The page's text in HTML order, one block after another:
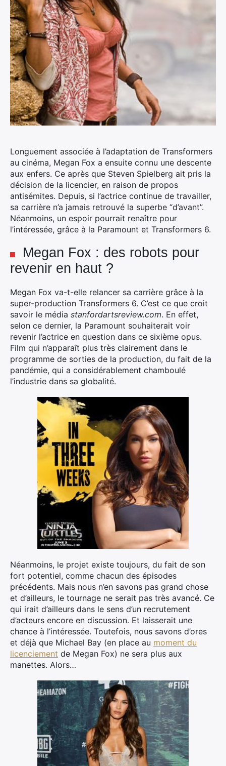
Longuement associée à l’adaptation de Transformers
au cinéma, Megan Fox a ensuite connu une descente
aux enfers. Ce après que Steven Spielberg ait pris la
décision de la licencier, en raison de propos
antisémites. Depuis, si l’actrice continue de travailler,
sa carrière n’a jamais retrouvé la superbe “d’avant”.
Néanmoins, un espoir pourrait renaître pour
l’intéressée, grâce à la Paramount et Transformers 6.
Megan Fox : des robots pour
revenir en haut ?
Megan Fox va-t-elle relancer sa carrière grâce à la
super-production Transformers 6. C’est ce que croit
savoir le média stanfordartsreview.com. En effet,
selon ce dernier, la Paramount souhaiterait voir
revenir l’actrice en question dans ce sixième opus.
Film qui n’apparaît plus très clairement dans le
programme de sorties de la production, du fait de la
pandémie, qui a considérablement chamboulé
l’industrie dans sa globalité.
Néanmoins, le projet existe toujours, du fait de son
fort potentiel, comme chacun des épisodes
précédents. Mais nous n’en savons pas grand chose
et d’ailleurs, le tournage ne serait pas très avancé. Ce
qui irait d’ailleurs dans le sens d’un recrutement
d’acteurs encore en discussion. Et laisserait une
chance à l’intéressée. Toutefois, nous savons d’ores
et déjà que Michael Bay (en place au moment du
licenciement de Megan Fox) ne sera plus aux
manettes. Alors…